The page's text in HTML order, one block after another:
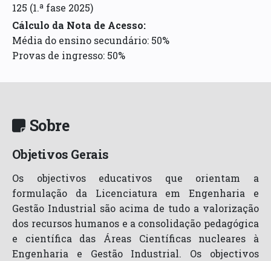
125 (1.ª fase 2025)
Cálculo da Nota de Acesso:
Média do ensino secundário: 50%
Provas de ingresso: 50%
Sobre
Objetivos Gerais
Os objectivos educativos que orientam a
formulação da Licenciatura em Engenharia e
Gestão Industrial são acima de tudo a valorização
dos recursos humanos e a consolidação pedagógica
e científica das Áreas Científicas nucleares à
Engenharia e Gestão Industrial. Os objectivos